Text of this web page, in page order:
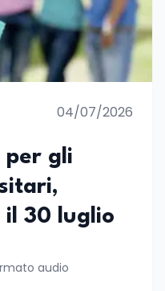
04/07/2026
per gli
il 30 luglio
audio